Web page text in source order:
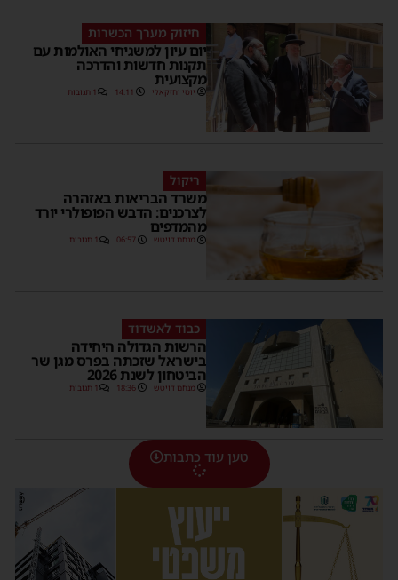
חיזוק מערך הכשרות
יום עיון למשגיחי האולמות עם
תקנות חדשות והדרכה
מקצועית
יוסי יחזקאלי 14:11 1 תגובות
ריקול
משרד הבריאות באזהרה
לצרכנים: הדבש הפופולרי יורד
מהמדפים
מנחם דויטש 06:57 1 תגובות
כבוד לאשדוד
הרשות הגדולה היחידה
בישראל שזכתה בפרס מגן שר
הביטחון לשנת 2026
מנחם דויטש 18:36 1 תגובות
טען עוד כתבות